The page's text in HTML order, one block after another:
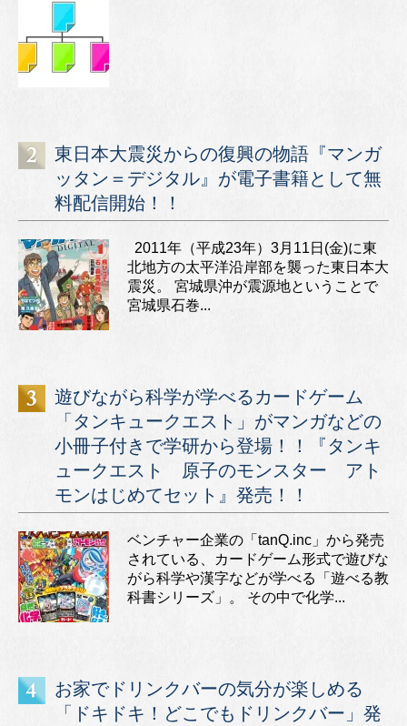
東日本大震災からの復興の物語『マンガ
ッタン＝デジタル』が電子書籍として無
料配信開始！！
2011年（平成23年）3月11日(金)に東
北地方の太平洋沿岸部を襲った東日本大
震災。 宮城県沖が震源地ということで
宮城県石巻...
遊びながら科学が学べるカードゲーム
「タンキュークエスト」がマンガなどの
小冊子付きで学研から登場！！『タンキ
ュークエスト 原子のモンスター アト
モンはじめてセット』発売！！
ベンチャー企業の「tanQ.inc」から発売
されている、カードゲーム形式で遊びな
がら科学や漢字などが学べる「遊べる教
科書シリーズ」。 その中で化学...
お家でドリンクバーの気分が楽しめる
「ドキドキ！どこでもドリンクバー」発